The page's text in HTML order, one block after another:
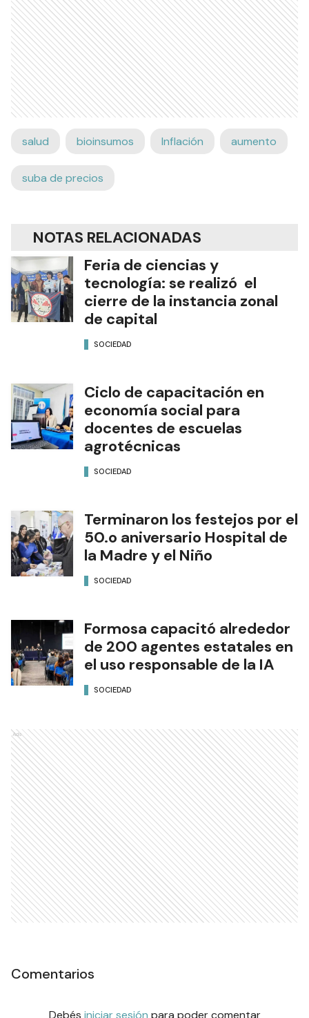
salud bioinsumos Inflación aumento
suba de precios
NOTAS RELACIONADAS
Feria de ciencias y
tecnología: se realizó el
cierre de la instancia zonal
de capital
SOCIEDAD
Ciclo de capacitación en
economía social para
docentes de escuelas
agrotécnicas
SOCIEDAD
Terminaron los festejos por el
50.o aniversario Hospital de
la Madre y el Niño
SOCIEDAD
Formosa capacitó alrededor
de 200 agentes estatales en
el uso responsable de la IA
SOCIEDAD
Ads
Comentarios
Debés iniciar sesión para poder comentar